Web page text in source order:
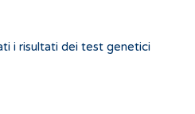
i risultati dei test genetici